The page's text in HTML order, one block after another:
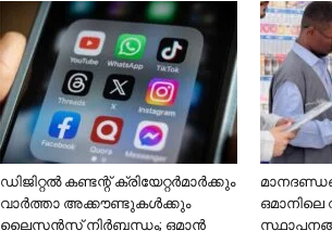
ഡിജിറ്റൽ കണ്ടന്റ് ക്രിയേറ്റർമാർക്കും
വാർത്താ അക്കൗണ്ടുകൾക്കും
ലൈസൻസ് നിർബന്ധം; ഒമാൻ